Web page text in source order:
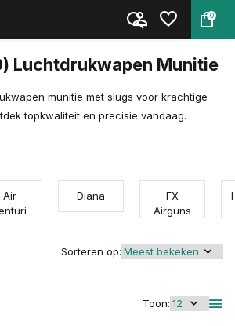
0
Luchtdrukwapen munitie
Luchtdrukwapen Munitie
munitie met slugs voor krachtige
topkwaliteit en precisie vandaag.
Air
Diana
FX
Airguns
Toon:
Sorteren op: